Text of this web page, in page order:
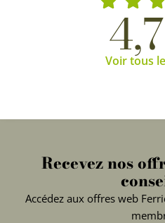
Voir tous
Recevez nos
Accédez aux offres web